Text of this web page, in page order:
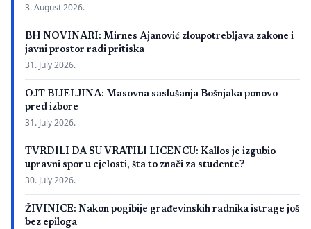
3. August 2026.
BH NOVINARI: Mirnes Ajanović zloupotrebljava zakone i
javni prostor radi pritiska
31. July 2026.
OJT BIJELJINA: Masovna saslušanja Bošnjaka ponovo
pred izbore
31. July 2026.
TVRDILI DA SU VRATILI LICENCU: Kallos je izgubio
upravni spor u cjelosti, šta to znači za studente?
30. July 2026.
ŽIVINICE: Nakon pogibije građevinskih radnika istrage još
bez epiloga